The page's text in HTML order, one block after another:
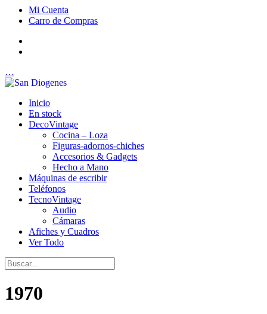
Mi Cuenta
Carro de Compras
…
Inicio
En stock
DecoVintage
Cocina – Loza
Figuras-adornos-chiches
Accesorios & Gadgets
Hecho a Mano
Máquinas de escribir
Teléfonos
TecnoVintage
Audio
Cámaras
Afiches y Cuadros
Ver Todo
1970